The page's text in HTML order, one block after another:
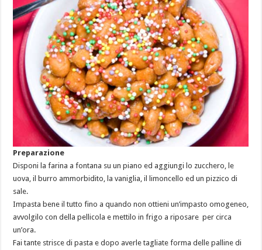
Preparazione
Disponi la farina a fontana su un piano ed aggiungi lo zucchero, le
uova, il burro ammorbidito, la vaniglia, il limoncello ed un pizzico di
sale.
Impasta bene il tutto fino a quando non ottieni un’impasto omogeneo,
avvolgilo con della pellicola e mettilo in frigo a riposare per circa
un’ora.
Fai tante strisce di pasta e dopo averle tagliate forma delle palline di